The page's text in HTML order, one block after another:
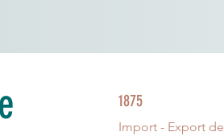
1875
Import - Export de